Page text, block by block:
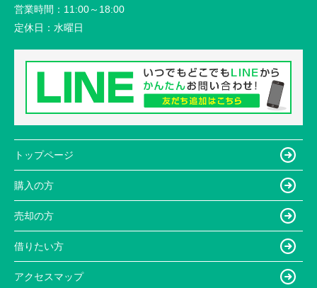
営業時間： 11:00～18:00
定休日： 水曜日
トップページ
購入の方
売却の方
借りたい方
アクセスマップ